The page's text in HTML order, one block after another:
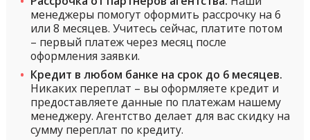
менеджеры помогут оформить рассрочку на 6
или 8 месяцев. Учитесь сейчас, платите потом
– первый платеж через месяц после
оформления заявки.
Кредит в любом банке на срок до 6 месяцев.
Никаких переплат – вы оформляете кредит и
предоставляете данные по платежам нашему
менеджеру. Агентство делает для вас скидку на
сумму переплат по кредиту.